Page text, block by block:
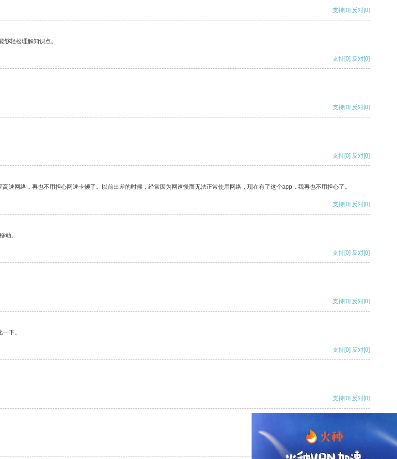
支持[0] 反对[0]
轻松理解知识点。
支持[0] 反对[0]
支持[0] 反对[0]
支持[0] 反对[0]
速网络，再也不用担心网速卡顿了。以前出差的时候，经常因为网速慢而无法正常使用网络，现在有了这个app，我再也不用担心了。
支持[0] 反对[0]
动。
支持[0] 反对[0]
支持[0] 反对[0]
下。
支持[0] 反对[0]
支持[0] 反对[0]